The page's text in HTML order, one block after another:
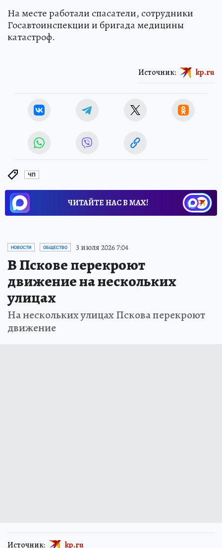
На месте работали спасатели, сотрудники
Госавтоинспекции и бригада медицины
катастроф.
Источник: kp.ru
ЧП
ЧИТАЙТЕ НАС В МАХ!
НОВОСТИ ОБЩЕСТВО 3 июля 2026 7:04
В Пскове перекроют
движение на нескольких
улицах
На нескольких улицах Пскова перекроют
движение
Источник: kp.ru